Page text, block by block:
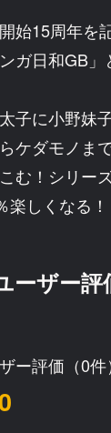
始15周年を
ガ日和GB
子に小野妹
ケダモノま
む！シリー
楽しくなる！
ーザー評
ー評価（0件